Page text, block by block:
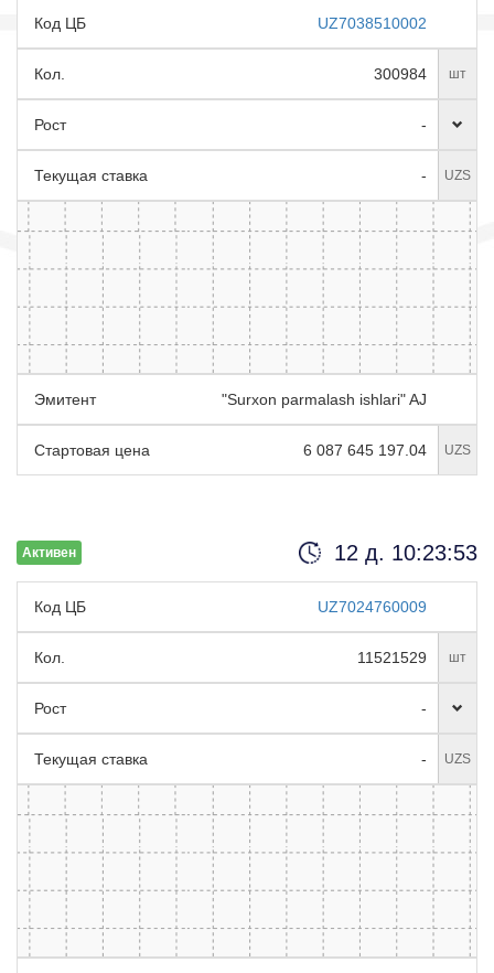
Код ЦБ UZ7038510002
Кол. 300984 шт
Рост -
Текущая ставка - UZS
Эмитент "Surxon parmalash ishlari" AJ
Стартовая цена 6 087 645 197.04 UZS
Активен 12 д. 10:23:52
Код ЦБ UZ7024760009
Кол. 11521529 шт
Рост -
Текущая ставка - UZS